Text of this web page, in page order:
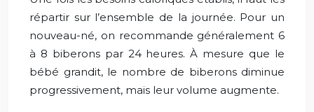
répartir sur l’ensemble de la journée. Pour un
nouveau-né, on recommande généralement 6
à 8 biberons par 24 heures. À mesure que le
bébé grandit, le nombre de biberons diminue
progressivement, mais leur volume augmente.